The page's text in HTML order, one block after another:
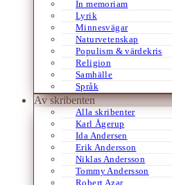
In memoriam
Lyrik
Minnesvägar
Naturvetenskap
Populism & värdekris
Religion
Samhälle
Språk
Av skribenten
Alla skribenter
Karl Ågerup
Ida Andersen
Erik Andersson
Niklas Andersson
Tommy Andersson
Robert Azar